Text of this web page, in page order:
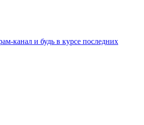
канал и будь в курсе последних